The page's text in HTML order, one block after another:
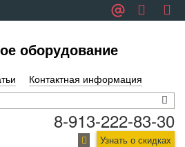
оборудование
Контактная информация
8-913-222-83-30
Узнать о скидках